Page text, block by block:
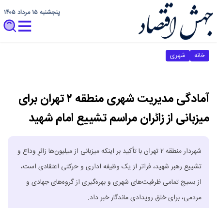
پنجشنبه ۱۵ مرداد ۱۴۰۵
خانه شهری
آمادگی مدیریت شهری منطقه ۲ تهران برای
میزبانی از زائران مراسم تشییع امام شهید
شهردار منطقه ۲ تهران با تأکید بر اینکه میزبانی از میلیون‌ها زائرِ وداع و
تشییع رهبر شهید، فراتر از یک وظیفه اداری و حرکتی اعتقادی است،
از بسیج تمامی ظرفیت‌های شهری و بهره‌گیری از گروه‌های جهادی و
مردمی، برای خلق رویدادی ماندگار خبر داد.